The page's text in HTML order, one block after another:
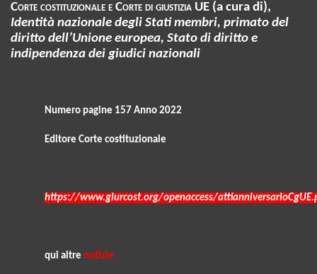
Corte costituzionale e Corte di giustizia UE (a cura di),
Identità nazionale degli Stati membri, primato del
diritto dell’Unione europea, Stato di diritto e
indipendenza dei giudici nazionali
Numero pagine 157 Anno 2022
Editore Corte costituzionale
https://www.giurcost.org/openaccess/
qui altre notizie